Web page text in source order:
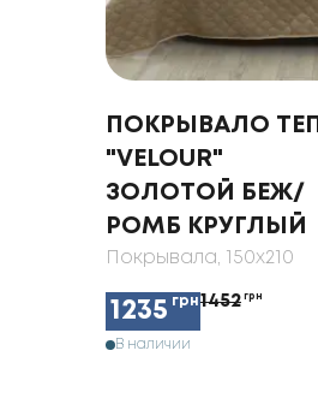
ПОКРЫВАЛО ТЕП
"VELOUR"
ЗОЛОТОЙ БЕЖ/
РОМБ КРУГЛЫЙ
Покрывала, 150x210
1235 грн1452 грн
В наличии